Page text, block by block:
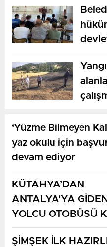
‘Yüzme Bilmeyen
yaz okulu için
devam ediyor
KÜTAHYA’DAN
ANTALYA’YA GİDEN
YOLCU OTOBÜSÜ
YAPTI: 1 ÖLÜ, 15
ŞİMŞEK İLK